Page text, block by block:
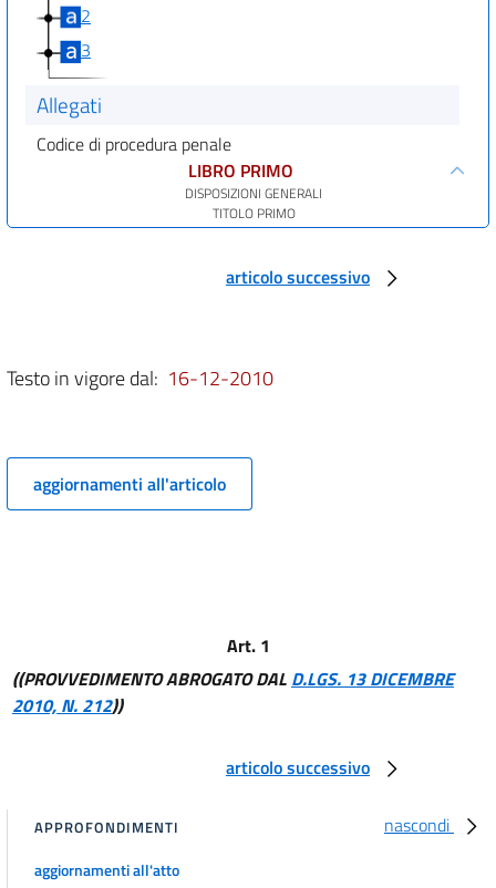
2
3
Allegati
Codice di procedura penale
LIBRO PRIMO
DISPOSIZIONI GENERALI
TITOLO PRIMO
DELLE AZIONI
Dell'azione penale
art. 3
art. 7
art. 12
art. 13
art. 16
articolo successivo
Testo in vigore dal: 16-12-2010
aggiornamenti all'articolo
Art. 1
((PROVVEDIMENTO ABROGATO DAL D.LGS. 13 DICEMBRE
2010, N. 212))
articolo successivo
nascondi
APPROFONDIMENTI
aggiornamenti all'atto